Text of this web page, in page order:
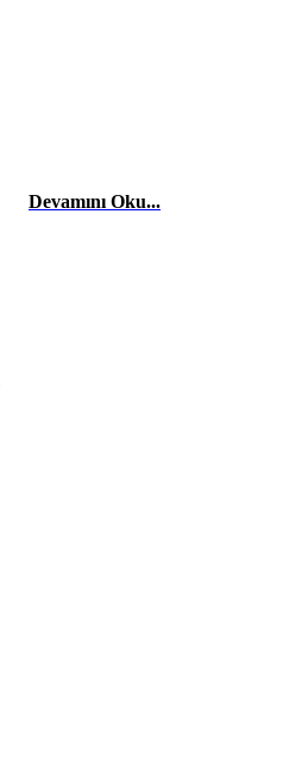
Devamını Oku...